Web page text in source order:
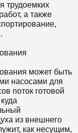
трудоемких
а также
может быть
насосами для
поток готовой
из внешнего
как несущим,